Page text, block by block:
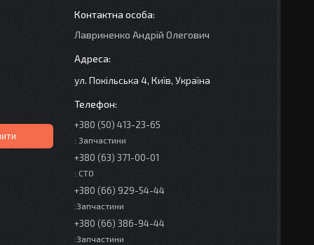
Лавриненко Андрій Олегович
ул. Покільська 4, Київ, Україна
+380 (50) 413-23-65
: Запчастини
+380 (63) 371-00-01
: СТО
+380 (66) 929-54-44
:Запчастини
+380 (66) 386-94-44
:Запчастини